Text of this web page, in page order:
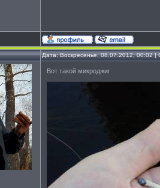
Дата: Воскресенье, 08.07.2012, 00:02
Вот такой микроджиг